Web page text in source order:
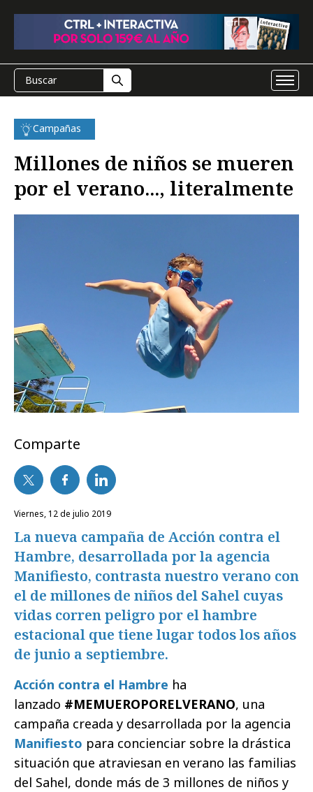
Campañas
Millones de niños se mueren
por el verano..., literalmente
Comparte
viernes, 12 de julio 2019
La nueva campaña de Acción contra el
Hambre, desarrollada por la agencia
Manifiesto, contrasta nuestro verano con
el de millones de niños del Sahel cuyas
vidas corren peligro por el hambre
estacional que tiene lugar todos los años
de junio a septiembre.
Acción contra el Hambre ha
lanzado #MEMUEROPORELVERANO, una
campaña creada y desarrollada por la agencia
Manifiesto para concienciar sobre la drástica
situación que atraviesan en verano las familias
del Sahel, donde más de 3 millones de niños y